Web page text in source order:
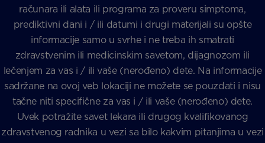
računara ili alata ili programa za proveru simptoma,
prediktivni dani i / ili datumi i drugi materijali su opšte
informacije samo u svrhe i ne treba ih smatrati
zdravstvenim ili medicinskim savetom, dijagnozom ili
lečenjem za vas i / ili vaše (nerođeno) dete. Na informacije
sadržane na ovoj veb lokaciji ne možete se pouzdati i nisu
tačne niti specifične za vas i / ili vaše (nerođeno) dete.
Uvek potražite savet lekara ili drugog kvalifikovanog
zdravstvenog radnika u vezi sa bilo kakvim pitanjima u vezi